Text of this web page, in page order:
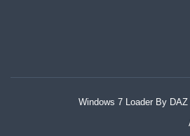
Windows 7 Loader By